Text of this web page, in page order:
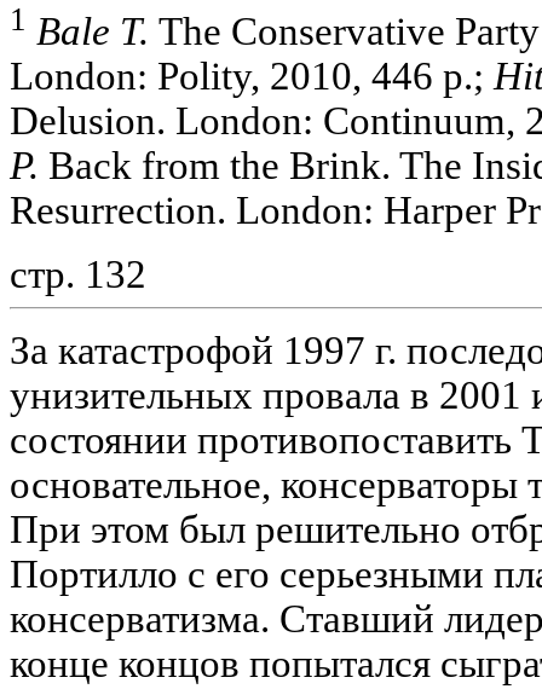
1 Bale Т. The Conservative
London: Polity, 2010, 446 p.;
Delusion. London: Continuum,
P. Back from the Brink. The
Resurrection. London: Harper
стр. 132
За катастрофой 1997 г.
унизительных провала в 2001
состоянии противопоставить
основательное, консерваторы
При этом был решительно
Портилло с его серьезными
консерватизма. Ставший
конце концов попытался